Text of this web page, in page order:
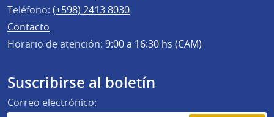
Teléfono: (+598) 2413 8030
Contacto
Horario de atención: 9:00 a 16:30 hs (CAM)
Suscribirse al boletín
Correo electrónico: